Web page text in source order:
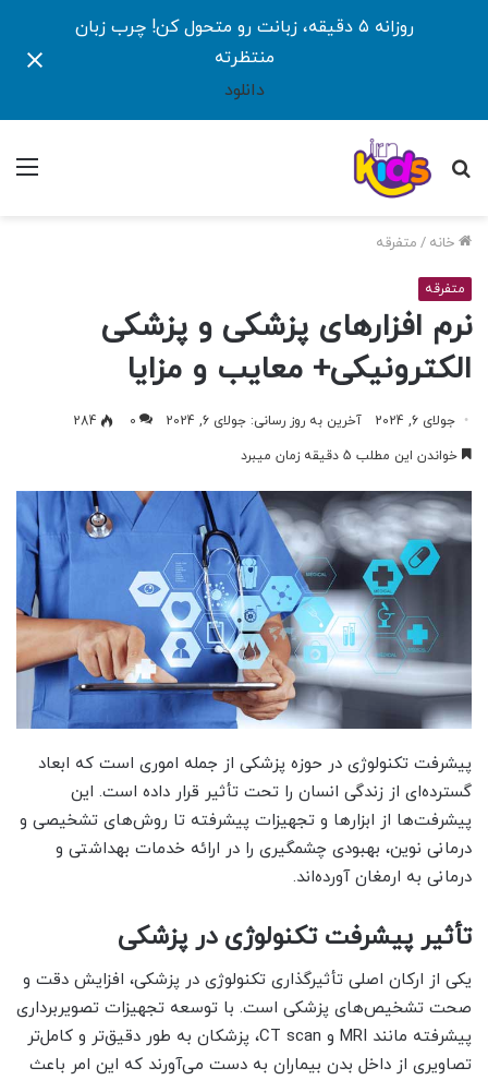
روزانه ۵ دقیقه، زبانت رو متحول کن! چرب زبان
منتظرته
دانلود
جستجو
خانه / متفرقه
متفرقه
نرم افزارهای پزشکی و پزشکی
الکترونیکی+ معایب و مزایا
جولای 6, 2024 آخرین به روز رسانی: جولای 6, 2024 0
284
خواندن این مطلب 5 دقیقه زمان میبرد
پیشرفت تکنولوژی در حوزه پزشکی از جمله اموری است که ابعاد
گسترده‌ای از زندگی انسان را تحت تأثیر قرار داده است. این
پیشرفت‌ها از ابزارها و تجهیزات پیشرفته تا روش‌های تشخیصی و
درمانی نوین، بهبودی چشمگیری را در ارائه خدمات بهداشتی و
درمانی به ارمغان آورده‌اند.
تأثیر پیشرفت تکنولوژی در پزشکی
یکی از ارکان اصلی تأثیرگذاری تکنولوژی در پزشکی، افزایش دقت و
صحت تشخیص‌های پزشکی است. با توسعه تجهیزات تصویربرداری
پیشرفته مانند MRI و CT scan، پزشکان به طور دقیق‌تر و کامل‌تر
تصاویری از داخل بدن بیماران به دست می‌آورند که این امر باعث